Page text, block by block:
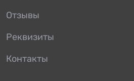
Отзывы
Реквизиты
Контакты